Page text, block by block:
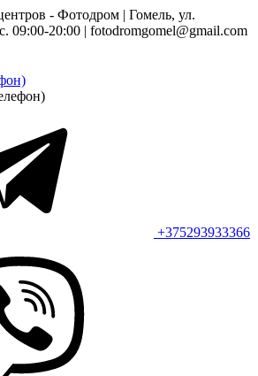
- Фотодром | Гомель, ул.
09:00-20:00 | fotodromgomel@gmail.com
+375293933366